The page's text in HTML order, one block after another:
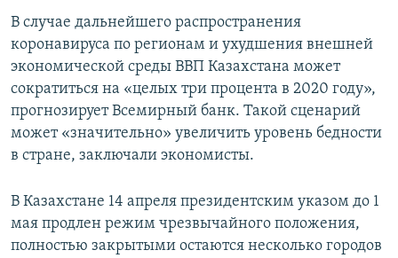
В случае дальнейшего распространения
коронавируса по регионам и ухудшения внешней
экономической среды ВВП Казахстана может
сократиться на «целых три процента в 2020 году»,
прогнозирует Всемирный банк. Такой сценарий
может «значительно» увеличить уровень бедности
в стране, заключали экономисты.
В Казахстане 14 апреля президентским указом до 1
мая продлен режим чрезвычайного положения,
полностью закрытыми остаются несколько городов